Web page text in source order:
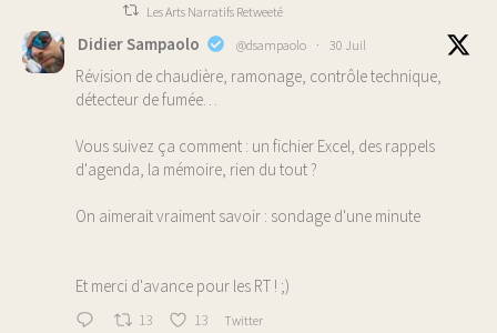
Les Arts Narratifs Retweeté
Didier Sampaolo @dsampaolo · 30 Juil
Révision de chaudière, ramonage, contrôle technique,
détecteur de fumée…
Vous suivez ça comment : un fichier Excel, des rappels
d'agenda, la mémoire, rien du tout ?
On aimerait vraiment savoir : sondage d'une minute
Et merci d'avance pour les RT ! ;)
13 13 Twitter